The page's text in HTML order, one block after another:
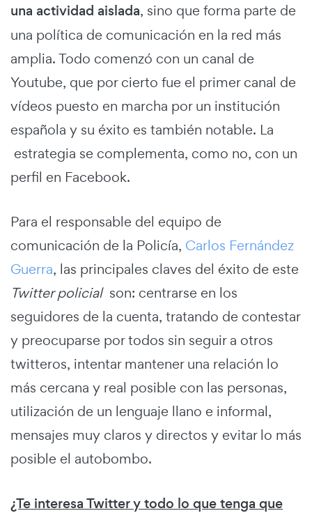
una actividad aislada, sino que forma parte de
una política de comunicación en la red más
amplia. Todo comenzó con un canal de
Youtube, que por cierto fue el primer canal de
vídeos puesto en marcha por un institución
española y su éxito es también notable. La
estrategia se complementa, como no, con un
perfil en Facebook.
Para el responsable del equipo de
comunicación de la Policía, Carlos Fernández
Guerra, las principales claves del éxito de este
Twitter policialson: centrarse en los
seguidores de la cuenta, tratando de contestar
y preocuparse por todos sin seguir a otros
twitteros, intentar mantener una relación lo
más cercana y real posible con las personas,
utilización de un lenguaje llano e informal,
mensajes muy claros y directos y evitar lo más
posible el autobombo.
¿Te interesa Twitter y todo lo que tenga que